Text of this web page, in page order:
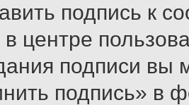
подпись к
в центре
подписи вы
подпись» в